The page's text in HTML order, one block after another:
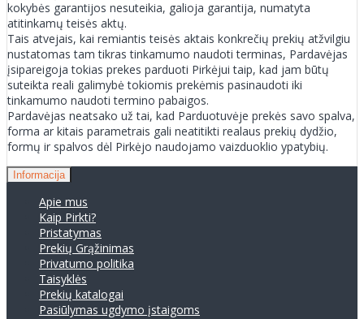
kokybės garantijos nesuteikia, galioja garantija, numatyta
atitinkamų teisės aktų.
Tais atvejais, kai remiantis teisės aktais konkrečių prekių atžvilgiu
nustatomas tam tikras tinkamumo naudoti terminas, Pardavėjas
įsipareigoja tokias prekes parduoti Pirkėjui taip, kad jam būtų
suteikta reali galimybė tokiomis prekėmis pasinaudoti iki
tinkamumo naudoti termino pabaigos.
Pardavėjas neatsako už tai, kad Parduotuvėje prekės savo spalva,
forma ar kitais parametrais gali neatitikti realaus prekių dydžio,
formų ir spalvos dėl Pirkėjo naudojamo vaizduoklio ypatybių.
Informacija
Apie mus
Kaip Pirkti?
Pristatymas
Prekių Grąžinimas
Privatumo politika
Taisyklės
Prekių katalogai
Pasiūlymas ugdymo įstaigoms